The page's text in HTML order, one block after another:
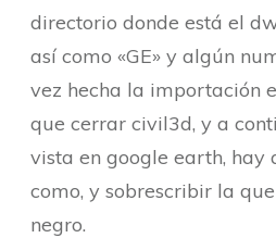
directorio donde está el
así como «GE» y algún
vez hecha la importación
que cerrar civil3d, y a
vista en google earth,
como, y sobrescribir la
negro.